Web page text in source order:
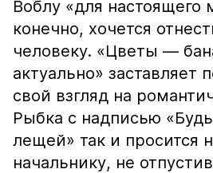
Воблу «для настоящего
конечно, хочется
человеку. «Цветы —
актуально» заставляет
свой взгляд на
Рыбка с надписью
лещей» так и просится
начальнику, не